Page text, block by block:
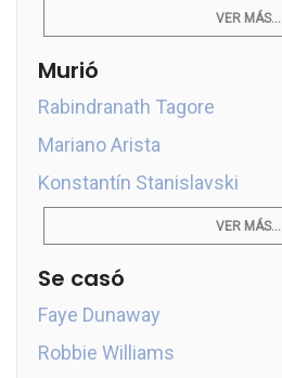
VER MÁS...
Murió
Rabindranath Tagore
Mariano Arista
Konstantín Stanislavski
VER MÁS...
Se casó
Faye Dunaway
Robbie Williams